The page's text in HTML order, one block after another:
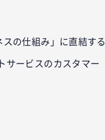
の仕組み」に直結する
サービスのカスタマー